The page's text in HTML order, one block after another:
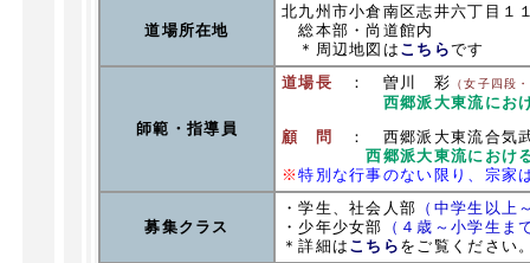
道場所在地
北九州市小倉南区志井六丁目１
総本部・尚道館内
＊周辺地図は こちらです
師範・指導員
道場長 ： 曽川 彩 （女子四段
西郷派大東流にお
顧 問
： 西郷派大東流合気
西郷派大東流におけ
※特別な行事のない限り、宗家
募集クラス
・学生、社会人部 （中学生以上
・少年少女部
（４歳～小学生ま
＊詳細は こちら をご覧ください